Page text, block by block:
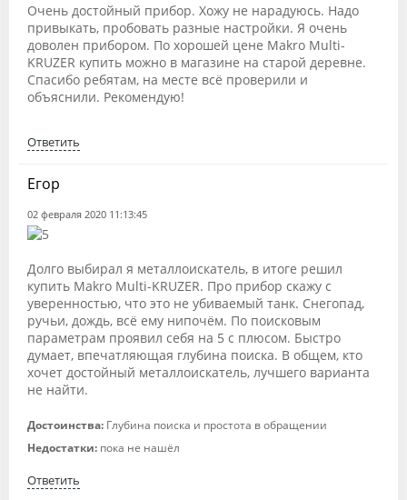
Очень достойный прибор. Хожу не нарадуюсь. Надо
привыкать, пробовать разные настройки. Я очень
доволен прибором. По хорошей цене Мakro Мulti-
KRUZER купить можно в магазине на старой деревне.
Спасибо ребятам, на месте всё проверили и
объяснили. Рекомендую!
Ответить
Егор
02 февраля 2020 11:13:45
Долго выбирал я металлоискатель, в итоге решил
купить Makro Multi-KRUZER. Про прибор скажу с
уверенностью, что это не убиваемый танк. Снегопад,
ручьи, дождь, всё ему нипочём. По поисковым
параметрам проявил себя на 5 с плюсом. Быстро
думает, впечатляющая глубина поиска. В общем, кто
хочет достойный металлоискатель, лучшего варианта
не найти.
Достоинства: Глубина поиска и простота в обращении
Недостатки: пока не нашёл
Ответить